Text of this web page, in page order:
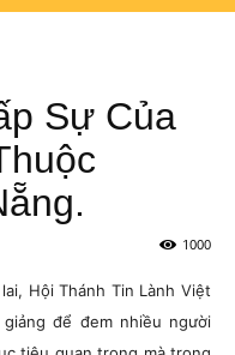
Sự Của
1000
Hội Thánh Tin Lành Việt
để đem nhiều người